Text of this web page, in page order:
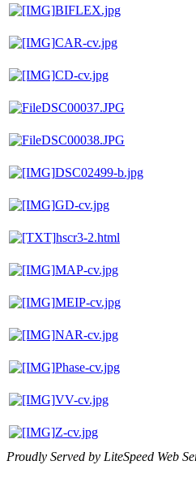
BIFLEX.jpg
CAR-cv.jpg
CD-cv.jpg
DSC00037.JPG
DSC00038.JPG
DSC02499-b.jpg
GD-cv.jpg
hscr3-2.html
MAP-cv.jpg
MEIP-cv.jpg
NAR-cv.jpg
Phase-cv.jpg
VV-cv.jpg
Z-cv.jpg
Proudly Served by LiteSpeed Web